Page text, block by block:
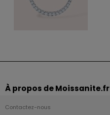
À propos de Moissanite.fr
Contactez-nous